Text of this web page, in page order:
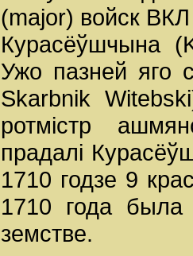
(major) войск
Курасёўшчына
Ужо пазней яго
Skarbnik
ротмiстр
прадалi
1710 годзе 9
1710 года была
земстве.